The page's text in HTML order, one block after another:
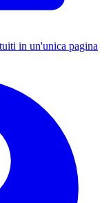
in un'unica pagina